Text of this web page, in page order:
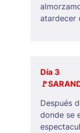
atardecer
Día 3
Después
donde se